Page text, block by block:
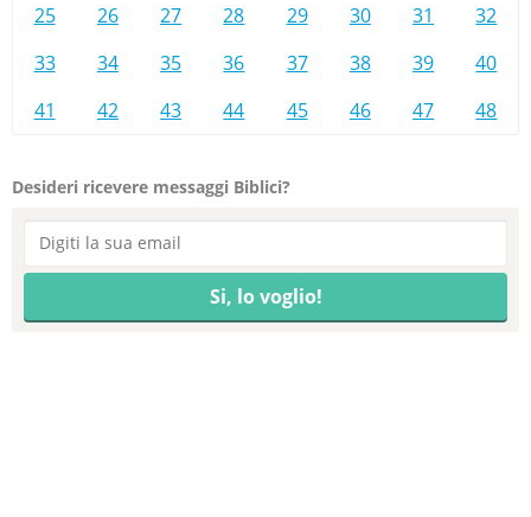
25
26 27 28 29 30 31
32
33
34 35 36 37 38 39
40
41
42 43 44 45 46 47 48
Desideri ricevere messaggi Biblici?